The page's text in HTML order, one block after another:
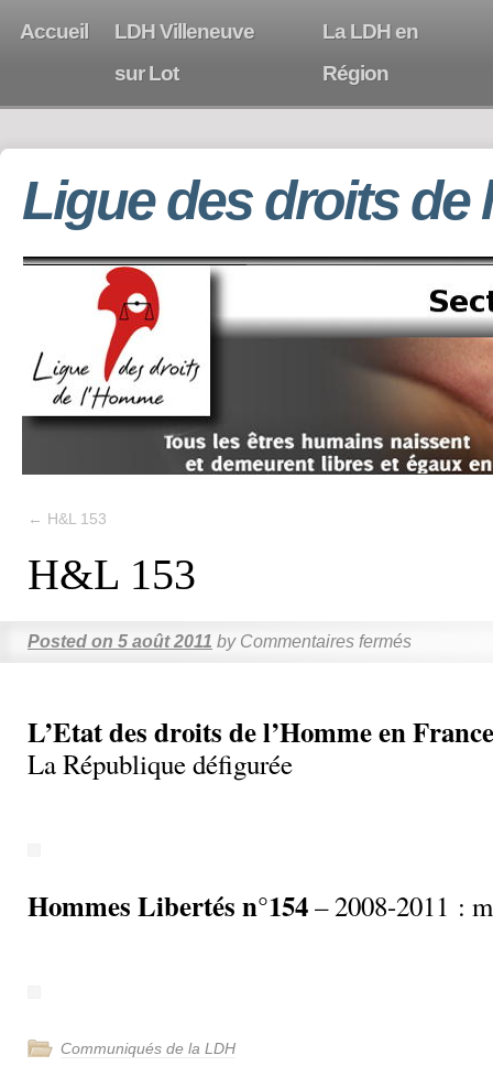
Accueil
LDH Villeneuve
sur Lot
La LDH en
Région
Ligue des droits de
← H&L 153
H&L 153
Posted on 5 août 2011 by Commentaires fermés
L’Etat des droits de l’Homme en
La République défigurée
Hommes Libertés n°154– 2008-2011 :
Communiqués de la LDH